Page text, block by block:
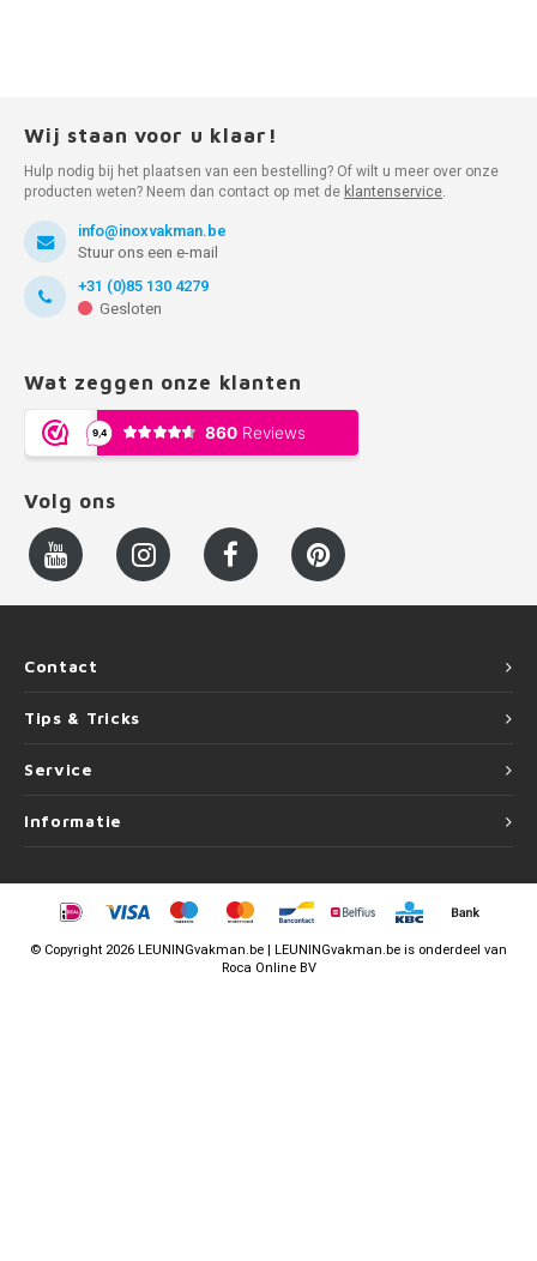
Wij staan voor u klaar!
Hulp nodig bij het plaatsen van een bestelling? Of wilt u meer over onze
producten weten? Neem dan contact op met de klantenservice.
info@inoxvakman.be
Stuur ons een e-mail
+31 (0)85 130 4279
Gesloten
Wat zeggen onze klanten
Volg ons
Contact
Tips & Tricks
Service
Informatie
© Copyright 2026 LEUNINGvakman.be | LEUNINGvakman.be is onderdeel van
Roca Online BV